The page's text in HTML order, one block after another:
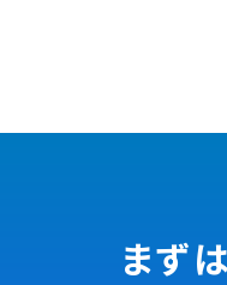
まず